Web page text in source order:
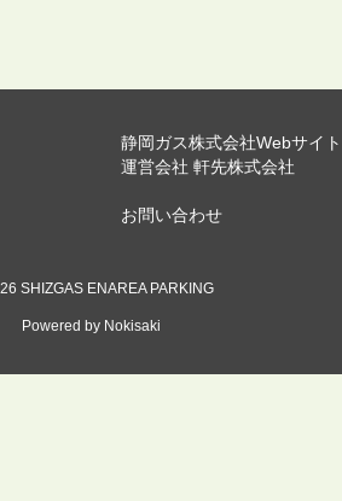
静岡ガス株式会社Webサイト
運営会社 軒先株式会社
お問い合わせ
SHIZGAS ENAREA PARKING
Powered by Nokisaki